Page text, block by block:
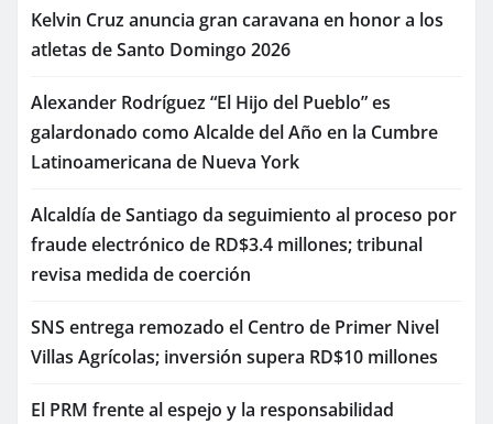
Kelvin Cruz anuncia gran caravana en honor a los
atletas de Santo Domingo 2026
Alexander Rodríguez “El Hijo del Pueblo” es
galardonado como Alcalde del Año en la Cumbre
Latinoamericana de Nueva York
Alcaldía de Santiago da seguimiento al proceso por
fraude electrónico de RD$3.4 millones; tribunal
revisa medida de coerción
SNS entrega remozado el Centro de Primer Nivel
Villas Agrícolas; inversión supera RD$10 millones
El PRM frente al espejo y la responsabilidad